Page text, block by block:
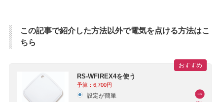
この記事で紹介した方法以外で電気を点ける方法はこ
ちら
おすすめ
RS-WFIREX4を使う
予算：6,700円
設定が簡単